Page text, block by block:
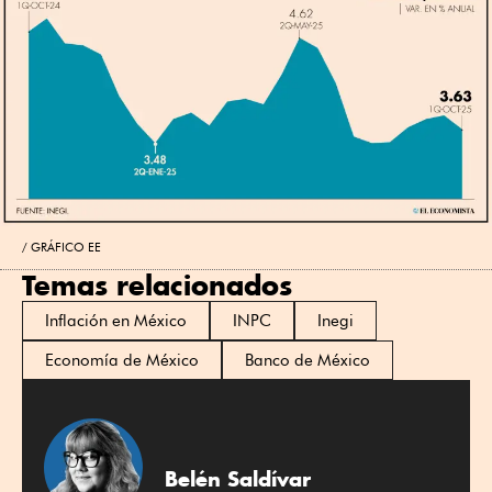
GRÁFICO EE
Temas relacionados
Inflación en México INPC
Inegi
Economía de México
Banco de México
Belén Saldívar